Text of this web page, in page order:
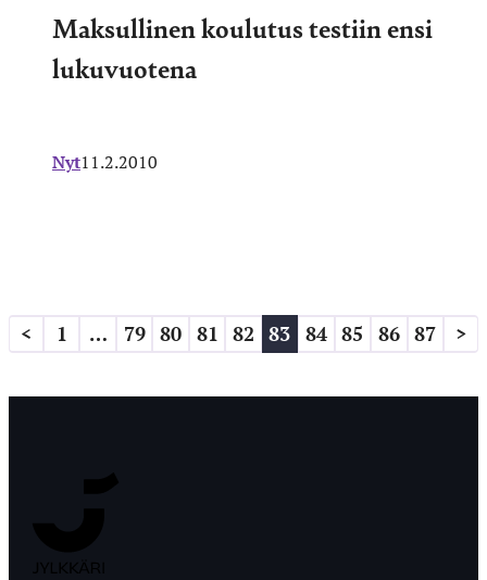
Maksullinen koulutus testiin ensi
lukuvuotena
Nyt11.2.2010
Artikkelien
sivutus
< 1 … 79 80 81 82 83 84 85 86 87 >